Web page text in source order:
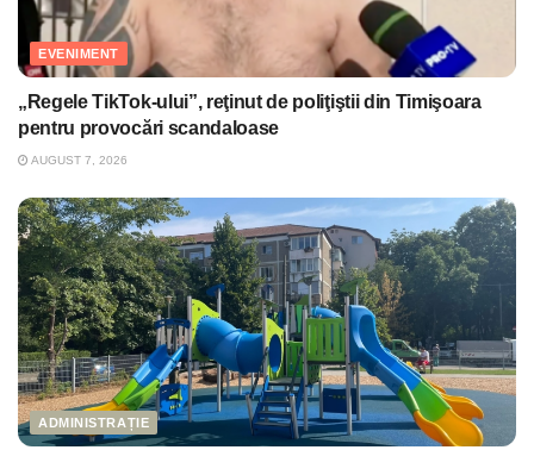
EVENIMENT
„Regele TikTok-ului”, reţinut de poliţiştii din Timişoara
pentru provocări scandaloase
AUGUST 7, 2026
ADMINISTRAȚIE